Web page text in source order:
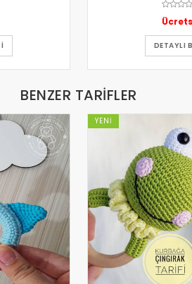
DETAYLI
BENZER TARIFLER
YENI